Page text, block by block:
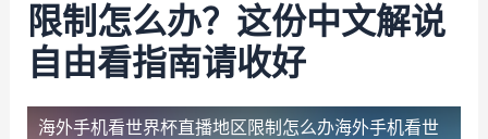
限制怎么办？这份中文解说
自由看指南请收好
海外手机看世界杯直播地区限制怎么办海外手机看世